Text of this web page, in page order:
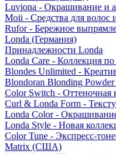
Luviona - Окрашивание и
Moii - Средства для волос
Rufor - Бережное
Londa (Германия)
Принадлежности Londa
Londa Care - Коллекция по
Blondes Unlimited -
Blondoran Blonding
Color Switch - Оттеночная
Curl & Londa Form -
Londa Color -
Londa Style - Новая
Color Tune - Экспресс-
Matrix (США)